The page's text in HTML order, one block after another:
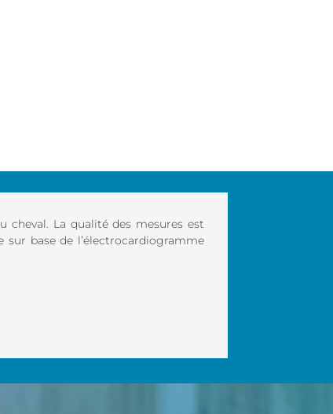
cheval. La qualité des mesures est
base de l’électrocardiogramme